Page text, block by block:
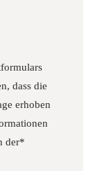
dass die
erhoben
der*